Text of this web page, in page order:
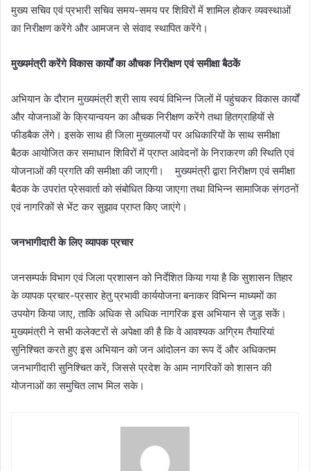
मुख्य सचिव एवं प्रभारी सचिव समय-समय पर शिविरों में शामिल होकर व्यवस्थाओं
का निरीक्षण करेंगे और आमजन से संवाद स्थापित करेंगे।
मुख्यमंत्री करेंगे विकास कार्यों का औचक निरीक्षण एवं समीक्षा बैठकें
अभियान के दौरान मुख्यमंत्री श्री साय स्वयं विभिन्न जिलों में पहुंचकर विकास कार्यों
और योजनाओं के क्रियान्वयन का औचक निरीक्षण करेंगे तथा हितग्राहियों से
फीडबैक लेंगे। इसके साथ ही जिला मुख्यालयों पर अधिकारियों के साथ समीक्षा
बैठक आयोजित कर समाधान शिविरों में प्राप्त आवेदनों के निराकरण की स्थिति एवं
योजनाओं की प्रगति की समीक्षा की जाएगी। मुख्यमंत्री द्वारा निरीक्षण एवं समीक्षा
बैठक के उपरांत प्रेसवार्ता को संबोधित किया जाएगा तथा विभिन्न सामाजिक संगठनों
एवं नागरिकों से भेंट कर सुझाव प्राप्त किए जाएंगे।
जनभागीदारी के लिए व्यापक प्रचार
जनसम्पर्क विभाग एवं जिला प्रशासन को निर्देशित किया गया है कि सुशासन तिहार
के व्यापक प्रचार-प्रसार हेतु प्रभावी कार्ययोजना बनाकर विभिन्न माध्यमों का
उपयोग किया जाए, ताकि अधिक से अधिक नागरिक इस अभियान से जुड़ सकें।
मुख्यमंत्री ने सभी कलेक्टरों से अपेक्षा की है कि वे आवश्यक अग्रिम तैयारियां
सुनिश्चित करते हुए इस अभियान को जन आंदोलन का रूप दें और अधिकतम
जनभागीदारी सुनिश्चित करें, जिससे प्रदेश के आम नागरिकों को शासन की
योजनाओं का समुचित लाभ मिल सके।